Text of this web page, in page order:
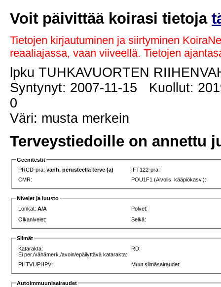
Voit päivittää koirasi tietoja
Tietojen kirjautuminen ja siirtyminen
reaaliajassa, vaan viiveellä. Tietojen
lpku TUHKAVUORTEN
Syntynyt: 2007-11-15 Kuollut:
0
Väri: musta merkein
Terveystiedoille on annettu
Geenitestit
PRCD-pra:vanh. perusteella terve (a)
IFT122-pra:
CMR:
POU1F1 (Aivolis. kääpiökasv.):
Nivelet ja luusto
Lonkat:A/A
Polvet:
Olkanivelet:
Selkä:
Silmät
Katarakta:
Ei per./vähämerk./avoin/epäilyttävä katarakta:
RD:
PHTVL/PHPV: Muut silmäsairaudet:
Autoimmuunisairaudet